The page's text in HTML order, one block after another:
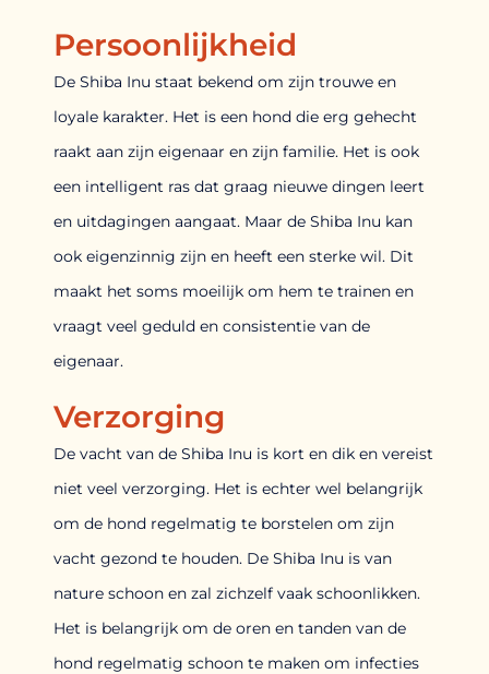
Persoonlijkheid
De Shiba Inu staat bekend om zijn trouwe en
loyale karakter. Het is een hond die erg gehecht
raakt aan zijn eigenaar en zijn familie. Het is ook
een intelligent ras dat graag nieuwe dingen leert
en uitdagingen aangaat. Maar de Shiba Inu kan
ook eigenzinnig zijn en heeft een sterke wil. Dit
maakt het soms moeilijk om hem te trainen en
vraagt ​​veel geduld en consistentie van de
eigenaar.
Verzorging
De vacht van de Shiba Inu is kort en dik en vereist
niet veel verzorging. Het is echter wel belangrijk
om de hond regelmatig te borstelen om zijn
vacht gezond te houden. De Shiba Inu is van
nature schoon en zal zichzelf vaak schoonlikken.
Het is belangrijk om de oren en tanden van de
hond regelmatig schoon te maken om infecties